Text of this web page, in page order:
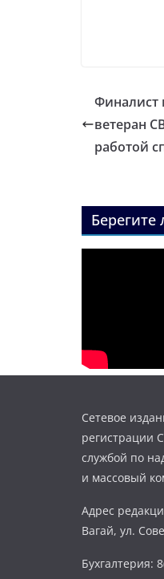
Финалист
ветеран
работой
Берегите
Сетевое
регистрации
службой по
и массовый
Адрес
Вагай, ул.
Бухгалтерия: